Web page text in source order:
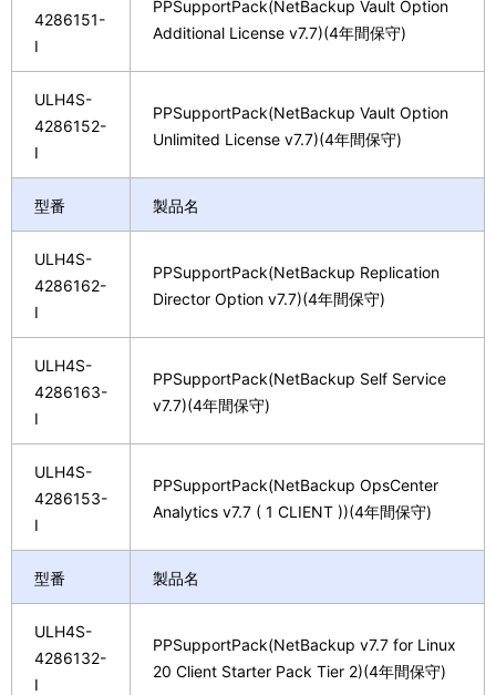
4286151-
I
PPSupportPack(NetBackup Vault Option
Additional License v7.7)(4年間保守)
ULH4S-
4286152-
I
PPSupportPack(NetBackup Vault Option
Unlimited License v7.7)(4年間保守)
型番 製品名
ULH4S-
4286162-
I
PPSupportPack(NetBackup Replication
Director Option v7.7)(4年間保守)
ULH4S-
4286163-
I
PPSupportPack(NetBackup Self Service
v7.7)(4年間保守)
ULH4S-
4286153-
I
PPSupportPack(NetBackup OpsCenter
Analytics v7.7 ( 1 CLIENT ))(4年間保守)
型番 製品名
ULH4S-
4286132-
I
PPSupportPack(NetBackup v7.7 for Linux
20 Client Starter Pack Tier 2)(4年間保守)